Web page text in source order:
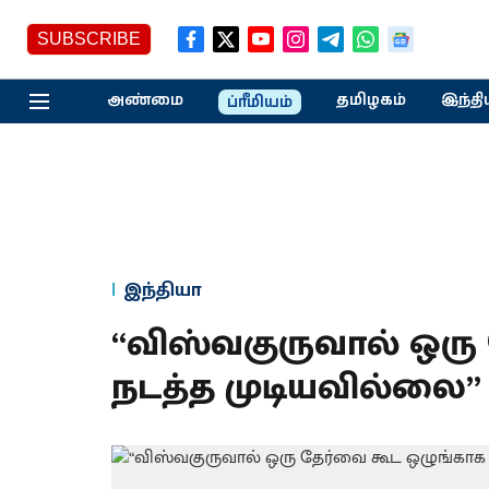
SUBSCRIBE
அண்மை ப்ரீமியம் தமிழகம்
இந்தியா
“விஸ்வகுருவால்
நடத்த